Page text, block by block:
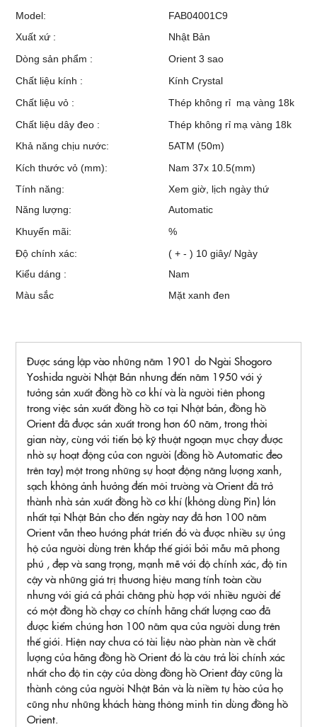
Model:
FAB04001C9
Xuất xứ :
Nhật Bản
Dòng sản phẩm :
Orient 3 sao
Chất liệu kính :
Kính Crystal
Chất liệu vỏ :
Thép không rỉ mạ vàng 18k
Chất liệu dây đeo :
Thép không rỉ mạ vàng 18k
Khả năng chịu nước:
5ATM (50m)
Kích thước vỏ (mm):
Nam 37x 10.5(mm)
Tính năng:
Xem giờ, lịch ngày thứ
Năng lượng:
Automatic
Khuyến mãi:
%
Độ chính xác:
( + - ) 10 giây/ Ngày
Kiểu dáng :
Nam
Màu sắc
Mặt xanh đen
Được sáng lập vào những năm 1901 do Ngài Shogoro
Yoshida người Nhật Bản nhưng đến năm 1950 với ý
tưởng sản xuất đồng hồ cơ khí và là người tiên phong
trong việc sản xuất đồng hồ cơ tại Nhật bản, đồng hồ
Orient đã được sản xuất trong hơn 60 năm, trong thời
gian này, cùng với tiến bộ kỹ thuật ngoạn mục chạy được
nhờ sự hoạt động của con người (đồng hồ Automatic đeo
trên tay) một trong những sự hoạt động năng lượng xanh,
sạch không ảnh hưởng đến môi trường và Orient đã trở
thành nhà sản xuất đồng hồ cơ khí (không dùng Pin) lớn
nhất tại Nhật Bản cho đến ngày nay đã hơn 100 năm
Orient vẫn theo hướng phát triển đó và được nhiều sự ủng
hộ của người dùng trên khắp thế giới bởi mẫu mã phong
phú , đẹp và sang trọng, mạnh mẽ với độ chính xác, độ tin
cậy và những giá trị thương hiệu mang tính toàn cầu
nhưng với giá cả phải chăng phù hợp với nhiều người để
có một đồng hồ chạy cơ chính hãng chất lượng cao đã
được kiểm chúng hơn 100 năm qua của người dung trên
thế giới. Hiện nay chưa có tài liệu nào phàn nàn về chất
lượng của hãng đồng hồ Orient đó là câu trả lời chính xác
nhất cho độ tin cậy của dòng đồng hồ Orient đây cũng là
thành công của người Nhật Bản và là niềm tự hào của họ
cũng như những khách hàng thông minh tin dùng đồng hồ
Orient.